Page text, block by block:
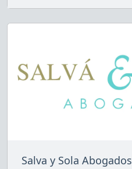
Salva y Sola Abogados